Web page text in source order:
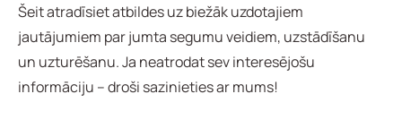
Šeit atradīsiet atbildes uz biežāk uzdotajiem
jautājumiem par jumta segumu veidiem, uzstādīšanu
un uzturēšanu. Ja neatrodat sev interesējošu
informāciju – droši sazinieties ar mums!